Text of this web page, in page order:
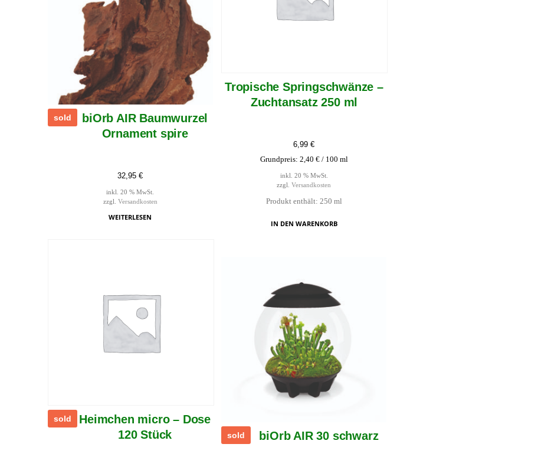
sold
biOrb AIR Baumwurzel
Ornament spire
32,95€
inkl. 20 % MwSt.
zzgl. Versandkosten
WEITERLESEN
Tropische Springschwänze –
Zuchtansatz 250 ml
6,99€
Grundpreis: 2,40 €/ 100 ml
inkl. 20 % MwSt.
zzgl.Versandkosten
Produkt enthält: 250 ml
IN DEN WARENKORB
sold
Heimchen micro – Dose
120 Stück
sold biOrb AIR 30 schwarz